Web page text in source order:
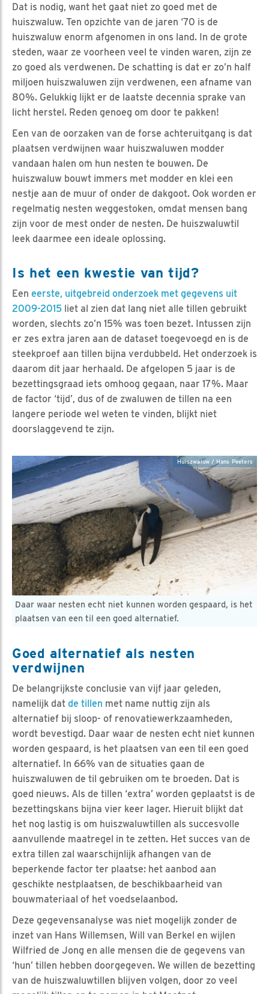
Dat is nodig, want het gaat niet zo goed met de
huiszwaluw. Ten opzichte van de jaren ‘70 is de
huiszwaluw enorm afgenomen in ons land. In de grote
steden, waar ze voorheen veel te vinden waren, zijn ze
zo goed als verdwenen. De schatting is dat er zo’n half
miljoen huiszwaluwen zijn verdwenen, een afname van
80%. Gelukkig lijkt er de laatste decennia sprake van
licht herstel. Reden genoeg om door te pakken!
Een van de oorzaken van de forse achteruitgang is dat
plaatsen verdwijnen waar huiszwaluwen modder
vandaan halen om hun nesten te bouwen. De
huiszwaluw bouwt immers met modder en klei een
nestje aan de muur of onder de dakgoot. Ook worden er
regelmatig nesten weggestoken, omdat mensen bang
zijn voor de mest onder de nesten. De huiszwaluwtil
leek daarmee een ideale oplossing.
Is het een kwestie van tijd?
Een eerste, uitgebreid onderzoek met gegevens uit
2009-2015 liet al zien dat lang niet alle tillen gebruikt
worden, slechts zo’n 15% was toen bezet. Intussen zijn
er zes extra jaren aan de dataset toegevoegd en is de
steekproef aan tillen bijna verdubbeld. Het onderzoek is
daarom dit jaar herhaald. De afgelopen 5 jaar is de
bezettingsgraad iets omhoog gegaan, naar 17%. Maar
de factor ‘tijd’, dus of de zwaluwen de tillen na een
langere periode wel weten te vinden, blijkt niet
doorslaggevend te zijn.
Daar waar nesten echt niet kunnen worden gespaard, is het
plaatsen van een til een goed alternatief.
Huiszwaluw / Hans Peeters
Goed alternatief als nesten
verdwijnen
De belangrijkste conclusie van vijf jaar geleden,
namelijk dat de tillen met name nuttig zijn als
alternatief bij sloop- of renovatiewerkzaamheden,
wordt bevestigd. Daar waar de nesten echt niet kunnen
worden gespaard, is het plaatsen van een til een goed
alternatief. In 66% van de situaties gaan de
huiszwaluwen de til gebruiken om te broeden. Dat is
goed nieuws. Als de tillen ‘extra’ worden geplaatst is de
bezettingskans bijna vier keer lager. Hieruit blijkt dat
het nog lastig is om huiszwaluwtillen als succesvolle
aanvullende maatregel in te zetten. Het succes van de
extra tillen zal waarschijnlijk afhangen van de
beperkende factor ter plaatse: het aanbod aan
geschikte nestplaatsen, de beschikbaarheid van
bouwmateriaal of het voedselaanbod.
Deze gegevensanalyse was niet mogelijk zonder de
inzet van Hans Willemsen, Will van Berkel en wijlen
Wilfried de Jong en alle mensen die de gegevens van
‘hun’ tillen hebben doorgegeven. We willen de bezetting
van de huiszwaluwtillen blijven volgen, door zo veel